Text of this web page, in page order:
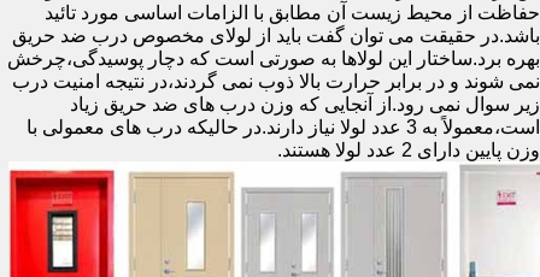
حفاظت از محیط زیست آن مطابق با الزامات اساسی مورد تائید
باشد.در حقیقت می توان گفت باید از لولای مخصوص درب ضد حریق
بهره برد.ساختار این لولاها به صورتی است که دچار پوسیدگی،چرخش
نمی شوند و در برابر حرارت بالا ذوب نمی گردند،در نتیجه امنیت درب
زیر سوال نمی رود.از آنجایی که وزن درب های ضد حریق زیاد
است،معمولاً به 3 عدد لولا نیاز دارند.در حالیکه درب های معمولی با
وزن پایین دارای 2 عدد لولا هستند.